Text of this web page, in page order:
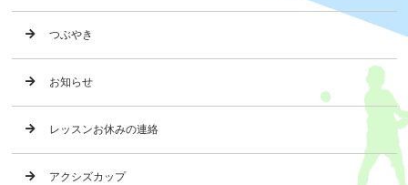
つぶやき
お知らせ
レッスンお休みの連絡
アクシズカップ